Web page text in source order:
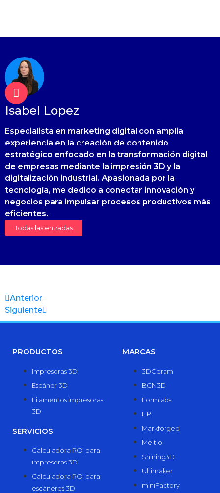
Isabel Lopez
Especialista en marketing digital con amplia
experiencia en la creación de contenido
estratégico enfocado en la transformación digital
de empresas mediante la impresión 3D y la
digitalización industrial. Apasionada por la
tecnología, me dedico a conectar innovación y
negocios para impulsar procesos productivos más
eficientes.
Todas las entradas
Anterior
Siguiente
PRODUCTOS
Impresoras 3D
Escáner 3D
Filamentos impresoras
3D
SERVICIOS
Calculadora ROI para
impresoras 3D
Calculadora ROI para
escáneres 3D
MARCAS
3DCeram
BCN3D
Formlabs
HP
Markforged
Meltio
Shining3D
Ultimaker
miniFactory